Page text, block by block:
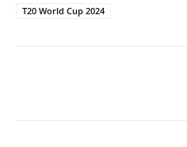
T20 World Cup 2024